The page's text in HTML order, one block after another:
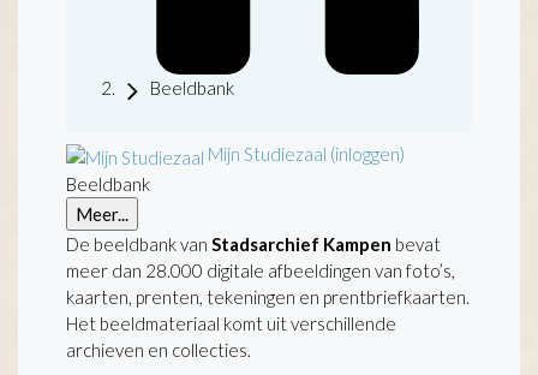
Beeldbank
Mijn Studiezaal (inloggen)
Beeldbank
Meer...
De beeldbank van Stadsarchief Kampen bevat
meer dan 28.000 digitale afbeeldingen van foto’s,
kaarten, prenten, tekeningen en prentbriefkaarten.
Het beeldmateriaal komt uit verschillende
archieven en collecties.